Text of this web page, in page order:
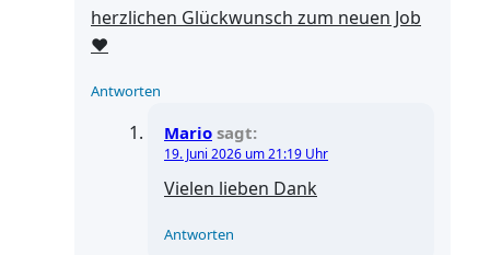
herzlichen Glückwunsch zum neuen Job
❤️
Antworten
Mario sagt:
19. Juni 2026 um 21:19 Uhr
Vielen lieben Dank
Antworten